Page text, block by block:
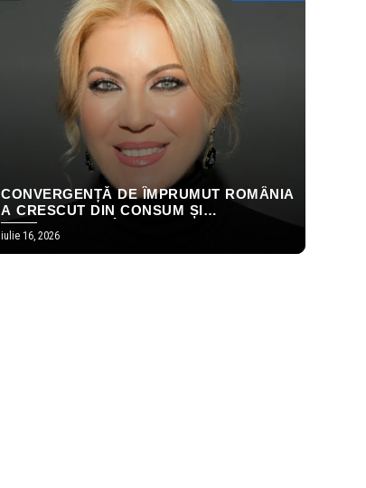
CONVERGENȚĂ DE ÎMPRUMUT ROMÂNIA
A CRESCUT DIN CONSUM ȘI
TRANSFERURI. ÎN 2026, AMBELE S-AU
OPRIT
iulie 16, 2026